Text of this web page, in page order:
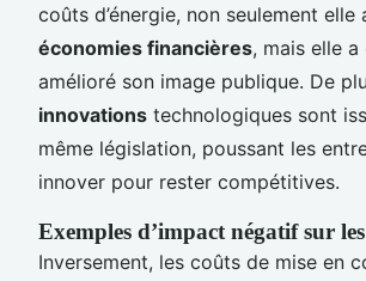
coûts d’énergie, non seulement elle
économies financières, mais elle a
amélioré son image publique. De
innovations technologiques sont
même législation, poussant les
innover pour rester compétitives.
Exemples d’impact négatif sur
Inversement, les coûts de mise en